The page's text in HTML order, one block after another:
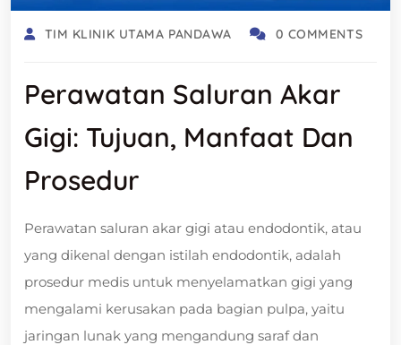
TIM KLINIK UTAMA PANDAWA 0 COMMENTS
Perawatan Saluran Akar
Gigi: Tujuan, Manfaat Dan
Prosedur
Perawatan saluran akar gigi atau endodontik, atau
yang dikenal dengan istilah endodontik, adalah
prosedur medis untuk menyelamatkan gigi yang
mengalami kerusakan pada bagian pulpa, yaitu
jaringan lunak yang mengandung saraf dan